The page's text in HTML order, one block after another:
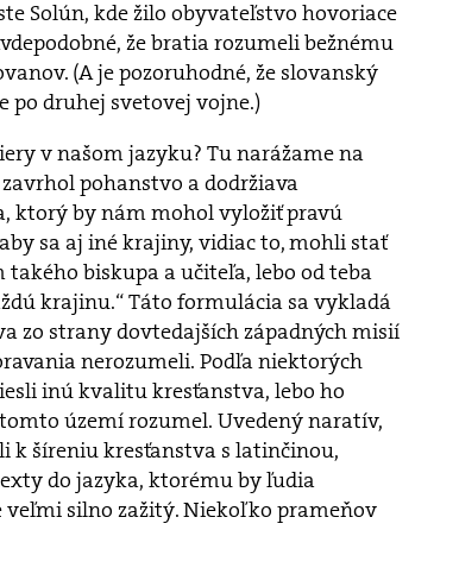
Solún, kde žilo obyvateľstvo hovoriace
že bratia rozumeli bežnému
(A je pozoruhodné, že slovanský
po druhej svetovej vojne.)
v našom jazyku? Tu narážame na
pohanstvo a dodržiava
ktorý by nám mohol vyložiť pravú
sa aj iné krajiny, vidiac to, mohli stať
takého biskupa a učiteľa, lebo od teba
krajinu.“ Táto formulácia sa vykladá
zo strany dovtedajších západných misií
nerozumeli. Podľa niektorých
inú kvalitu kresťanstva, lebo ho
území rozumel. Uvedený naratív,
k šíreniu kresťanstva s latinčinou,
do jazyka, ktorému by ľudia
silno zažitý. Niekoľko prameňov